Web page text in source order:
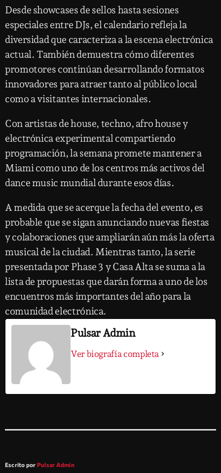
Desde showcases de sellos hasta sesiones
especiales entre DJs, el calendario refleja la
diversidad que caracteriza a la escena electrónica
actual. También demuestra cómo diferentes
promotores continúan desarrollando formatos
innovadores para atraer tanto al público local
como a visitantes internacionales.
Con artistas de house, techno, afro house y
electrónica experimental compartiendo
programación, la semana promete mantener a
Miami como uno de los centros más activos del
dance music mundial durante esos días.
A medida que se acerque la fecha del evento, es
probable que se sigan anunciando nuevas fiestas
y colaboraciones que ampliarán aún más la oferta
musical de la ciudad. Mientras tanto, la serie
presentada por Phase 3 y Casa Alta se suma a la
lista de propuestas que darán forma a uno de los
encuentros más importantes del año para la
comunidad electrónica.
Pulsar Admin
Ver biografía completa
Escrito por Pulsar Admin